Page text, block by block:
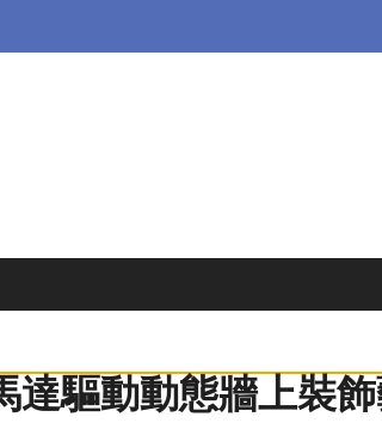
達驅動動態牆上裝